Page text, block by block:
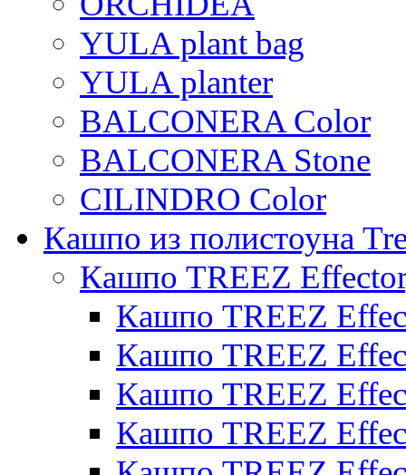
YULA plant bag
YULA planter
BALCONERA Color
BALCONERA Stone
CILINDRO Color
Кашпо из полистоуна
Кашпо TREEZ
Кашпо TREEZ
Кашпо TREEZ
Кашпо TREEZ
Кашпо TREEZ